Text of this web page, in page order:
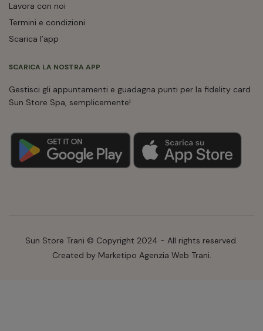
Lavora con noi
Termini e condizioni
Scarica l’app
SCARICA LA NOSTRA APP
Gestisci gli appuntamenti e guadagna punti per la fidelity card
Sun Store Spa, semplicemente!
Sun Store Trani © Copyright 2024 - All rights reserved.
Created by Marketipo Agenzia Web Trani.